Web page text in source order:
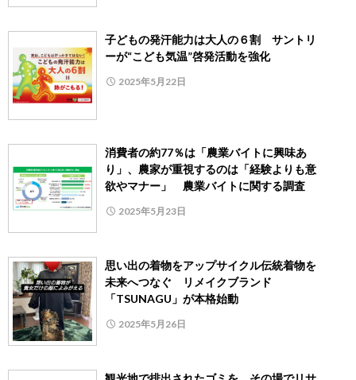
子どもの発汗能力は大人の６割 サントリ
ーが“こども気温”啓発活動を強化
2025年5月22日
消費者の約77％は「農業バイトに興味あ
り」、農家が重視するのは「経験よりも意
欲やマナー」 農業バイトに関する調査
2025年5月23日
思い出の着物をアップサイクル伝統着物を
未来へつなぐ リメイクブランド
「TSUNAGU」が本格始動
2025年5月26日